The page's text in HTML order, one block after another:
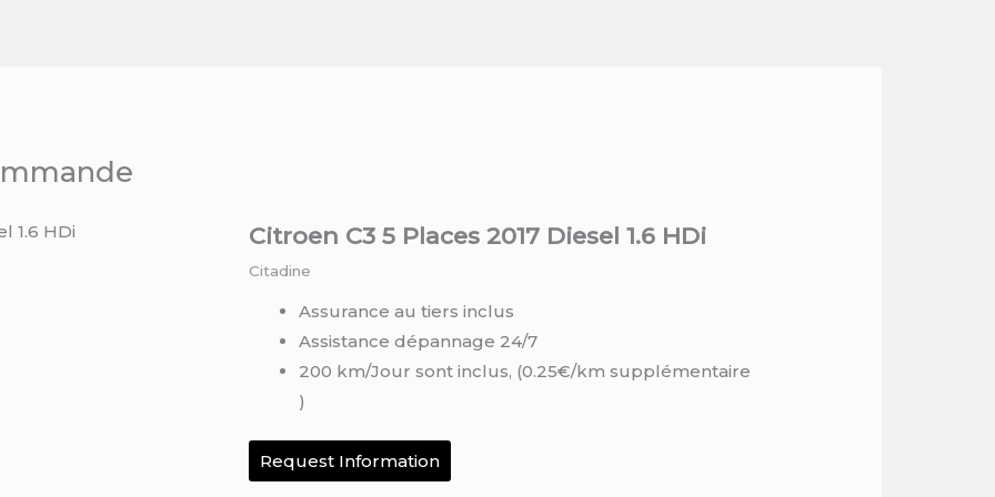
Citroen C3 5 Places 2017 Diesel 1.6 HDi
Citadine
Assurance au tiers inclus
Assistance dépannage 24/7
200 km/Jour sont inclus, (0.25€/km supplémentaire
)
Request Information